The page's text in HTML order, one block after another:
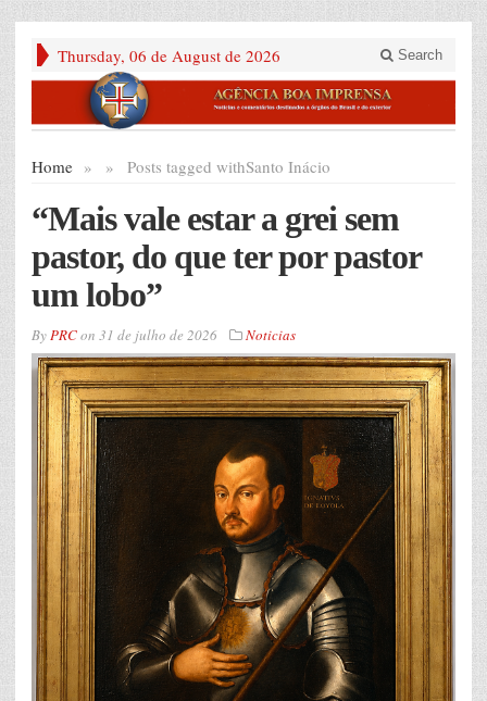
Thursday, 06 de August de 2026 Search
Home » Posts tagged with
» Santo Inácio
“Mais vale estar a grei sem
pastor, do que ter por pastor
um lobo”
ByPRCon 31 de julho de 2026 Noticias